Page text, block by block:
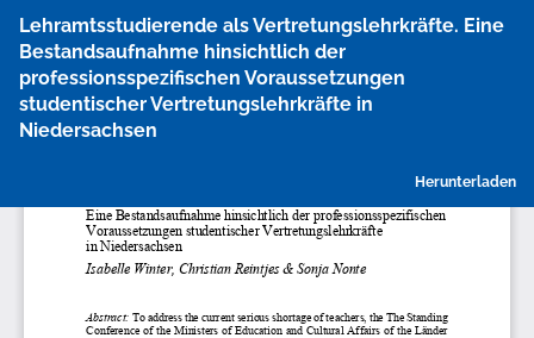
Artikeldetails
zurückkehren
Lehramtsstudierende als Vertretungslehrkräfte. Eine
Bestandsaufnahme hinsichtlich der
professionsspezifischen Voraussetzungen
studentischer Vertretungslehrkräfte in
Niedersachsen
Herunterladen